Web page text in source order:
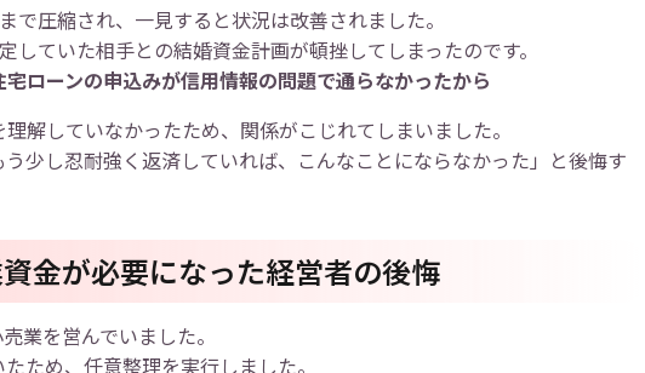
で圧縮され、一見すると状況は改善されました。
していた相手との結婚資金計画が頓挫してしまったのです。
ローンの申込みが信用情報の問題で通らなかったから
解していなかったため、関係がこじれてしまいました。
少し忍耐強く返済していれば、こんなことにならなかった」と後悔す
金が必要になった経営者の後悔
業を営んでいました。
ため、任意整理を実行しました。